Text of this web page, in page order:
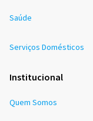
Saúde
Serviços Domésticos
Institucional
Quem Somos